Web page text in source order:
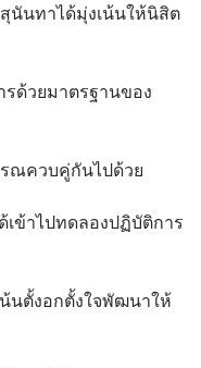
นทาได้มุ่งเน้นให้นิสิต
รด้วยมาตรฐานของ
ณควบคู่กันไปด้วย
เข้าไปทดลองปฏิบัติการ
นตั้งอกตั้งใจพัฒนาให้